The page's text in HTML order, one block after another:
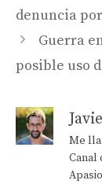
denuncia
Guerra
posible uso
Me
Canal